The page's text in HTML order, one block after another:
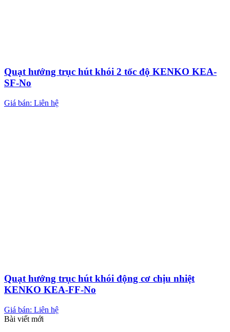
Quạt hướng trục hút khói 2 tốc độ KENKO KEA-
SF-No
Giá bán: Liên hệ
Quạt hướng trục hút khói động cơ chịu nhiệt
KENKO KEA-FF-No
Giá bán: Liên hệ
Bài viết mới